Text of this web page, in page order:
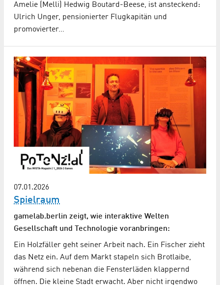
Amelie (Melli) Hedwig Boutard-Beese, ist ansteckend:
Ulrich Unger, pensionierter Flugkapitän und
promovierter…
07.01.2026
Spielraum
gamelab.berlin zeigt, wie interaktive Welten
Gesellschaft und Technologie voranbringen:
Ein Holzfäller geht seiner Arbeit nach. Ein Fischer zieht
das Netz ein. Auf dem Markt stapeln sich Brotlaibe,
während sich nebenan die Fensterläden klappernd
öffnen. Die kleine Stadt erwacht. Aber nicht irgendwo